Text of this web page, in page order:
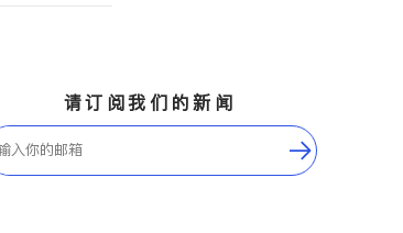
请订阅我们的新闻